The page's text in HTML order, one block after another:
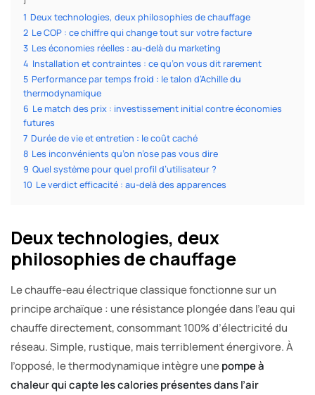
1 Deux technologies, deux philosophies de chauffage
2 Le COP : ce chiffre qui change tout sur votre facture
3 Les économies réelles : au-delà du marketing
4 Installation et contraintes : ce qu’on vous dit rarement
5 Performance par temps froid : le talon d’Achille du
thermodynamique
6 Le match des prix : investissement initial contre économies
futures
7 Durée de vie et entretien : le coût caché
8 Les inconvénients qu’on n’ose pas vous dire
9 Quel système pour quel profil d’utilisateur ?
10 Le verdict efficacité : au-delà des apparences
Deux technologies, deux
philosophies de chauffage
Le chauffe-eau électrique classique fonctionne sur un
principe archaïque : une résistance plongée dans l’eau qui
chauffe directement, consommant 100% d’électricité du
réseau. Simple, rustique, mais terriblement énergivore. À
l’opposé, le thermodynamique intègre unepompe à
chaleur qui capte les calories présentes dans l’air